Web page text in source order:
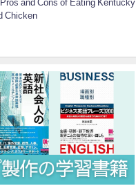
and Cons of Eating Kentucky
Chicken